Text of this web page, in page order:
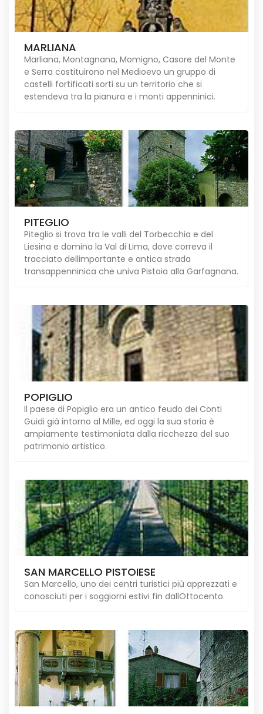
MARLIANA
Marliana, Montagnana, Momigno, Casore del Monte
e Serra costituirono nel Medioevo un gruppo di
castelli fortificati sorti su un territorio che si
estendeva tra la pianura e i monti appenninici.
PITEGLIO
Piteglio si trova tra le valli del Torbecchia e del
Liesina e domina la Val di Lima, dove correva il
tracciato dellimportante e antica strada
transappenninica che univa Pistoia alla Garfagnana.
POPIGLIO
Il paese di Popiglio era un antico feudo dei Conti
Guidi già intorno al Mille, ed oggi la sua storia è
ampiamente testimoniata dalla ricchezza del suo
patrimonio artistico.
SAN MARCELLO PISTOIESE
San Marcello, uno dei centri turistici più apprezzati e
conosciuti per i soggiorni estivi fin dallOttocento.